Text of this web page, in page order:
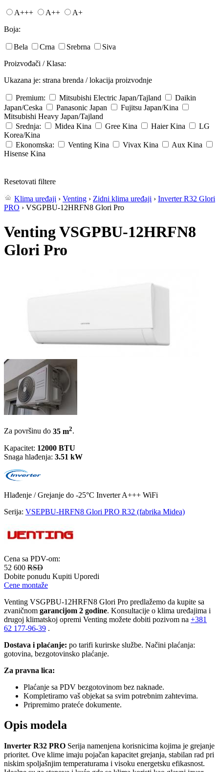
A+++ A++
A+
Boja:
Bela Crna Srebrna
Siva
Proizvođači / Klasa:
Ukazana je: strana brenda / lokacija proizvodnje
Premium: Mitsubishi Electric Japan/Tajland
Daikin
Japan/Ceska
Panasonic Japan Fujitsu Japan/Kina
Mitsubishi Heavy Japan/Tajland
Srednja:
Midea Kina Gree Kina Haier Kina
LG
Korea/Kina
Ekonomska:
Venting Kina Vivax Kina Aux Kina
Hisense Kina
Resetovati filtere
Klima uređaji › Venting › Zidni klima uređaji › Inverter R32 Glori
PRO › VSGPBU-12HRFN8 Glori Pro
Venting VSGPBU-12HRFN8
Glori Pro
Za površinu do 35 m2.
Kapacitet: 12000 BTU
Snaga hlađenja: 3.51 kW
Hlađenje / Grejanje do -25°C Inverter A+++ WiFi
Serija: VSEPBU-HRFN8 Glori PRO R32 (fabrika Midea)
Cena sa PDV-om:
52 600 RSD
Dobite ponudu Kupiti Uporedi
Cene montaže
Venting VSGPBU-12HRFN8 Glori Pro predlažemo da kupite sa
zvaničnom garancijom 2 godine. Konsultacije o klima uređajima i
drugoj klimatskoj opremi Venting možete dobiti pozivom na +381
62 177-96-39 .
Dostava i plaćanje: po tarifi kurirske službe. Načini plaćanja:
gotovina, bezgotovinsko plaćanje.
Za pravna lica:
Plaćanje sa PDV bezgotovinom bez naknade.
Kompletiramo vaš objekat sa svim potrebnim zahtevima.
Pripremimo prateće dokumente.
Opis modela
Inverter R32 PRO Serija namenjena korisnicima kojima je grejanje
prioritet. Ove klime imaju pojačan kapacitet grejanja, stabilan rad pri
niskim spoljašnjim temperaturama i visoku energetsku efikasnost.